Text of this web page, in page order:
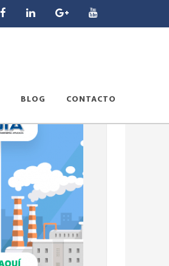
BLOG CONTACTO